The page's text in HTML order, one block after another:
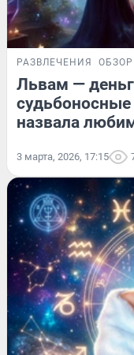
РАЗВЛЕЧЕНИЯ ОБЗОР
Львам —
судьбоносные
назвала
3 марта, 2026, 17:15